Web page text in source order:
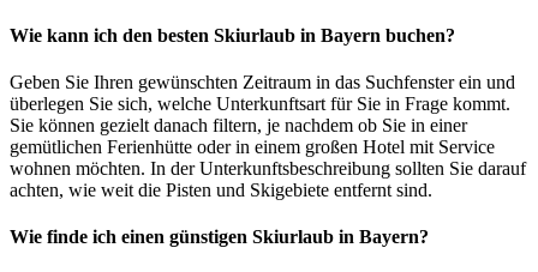
Wie kann ich den besten Skiurlaub in Bayern buchen?
Geben Sie Ihren gewünschten Zeitraum in das Suchfenster ein und
überlegen Sie sich, welche Unterkunftsart für Sie in Frage kommt.
Sie können gezielt danach filtern, je nachdem ob Sie in einer
gemütlichen Ferienhütte oder in einem großen Hotel mit Service
wohnen möchten. In der Unterkunftsbeschreibung sollten Sie darauf
achten, wie weit die Pisten und Skigebiete entfernt sind.
Wie finde ich einen günstigen Skiurlaub in Bayern?